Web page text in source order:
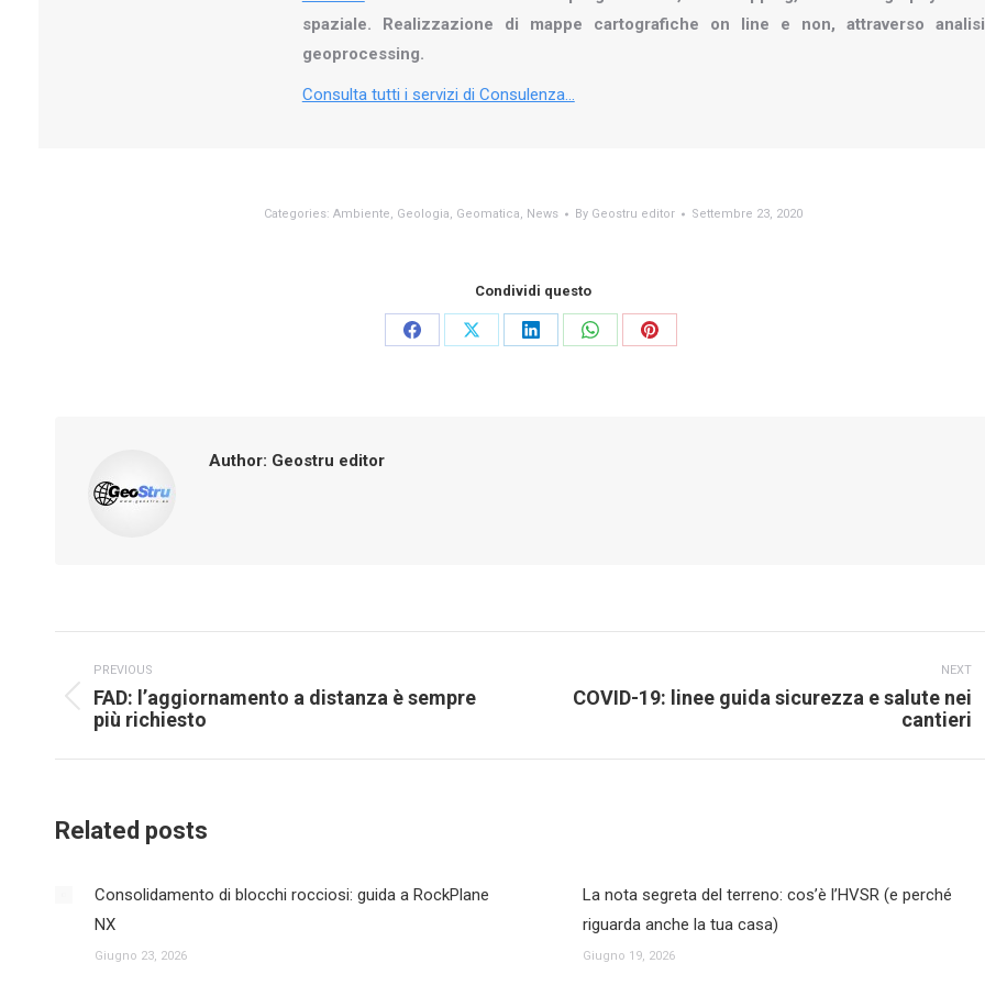
spaziale. Realizzazione di mappe cartografiche on line e non, attraverso
geoprocessing.
Consulta tutti i servizi di Consulenza…
Categories: Ambiente, Geologia, Geomatica, News By Geostru editor Settembre 23, 2020
Condividi questo
Share
Share
Share
Share
Share
Author: Geostru editor
navigation
PREVIOUS
Previous
FAD: l’aggiornamento a distanza è sempre
più richiesto
NEXT
Next
COVID-19: linee guida sicurezza e salute nei
cantieri
Related posts
Consolidamento di blocchi rocciosi: guida a RockPlane
NX
Giugno 23, 2026
La nota segreta del terreno: cos’è l’HVSR (e perché
riguarda anche la tua casa)
Giugno 19, 2026